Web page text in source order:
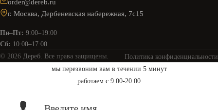
order@dereb.ru
г. Москва, Дербеневская набережная, 7с15
Пн–Пт: 9:00–19:00
Сб: 10:00–17:00
© 2026 Дереб. Все права защищены.
Политика конфиденциальности
мы перезвоним вам в течении 5 минут
работаем с 9.00-20.00